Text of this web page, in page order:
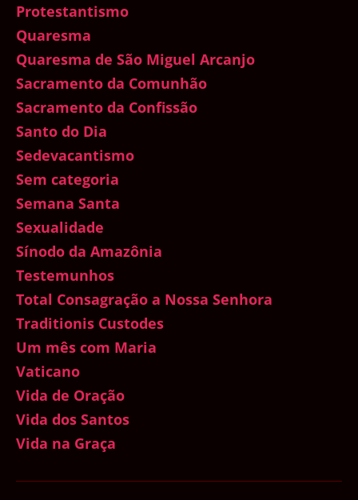
Protestantismo
Quaresma
Quaresma de São Miguel Arcanjo
Sacramento da Comunhão
Sacramento da Confissão
Santo do Dia
Sedevacantismo
Sem categoria
Semana Santa
Sexualidade
Sínodo da Amazônia
Testemunhos
Total Consagração a Nossa Senhora
Traditionis Custodes
Um mês com Maria
Vaticano
Vida de Oração
Vida dos Santos
Vida na Graça